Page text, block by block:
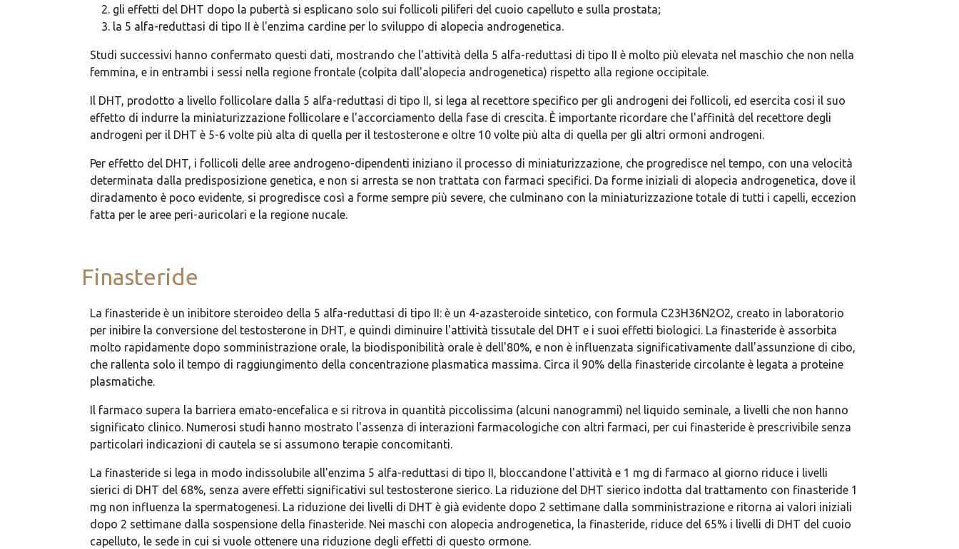
gli effetti del DHT dopo la pubertà si esplicano solo sui follicoli piliferi del cuoio capelluto e sulla prostata;
la 5 alfa-reduttasi di tipo II è l'enzima cardine per lo sviluppo di alopecia androgenetica.
Studi successivi hanno confermato questi dati, mostrando che l'attività della 5 alfa-reduttasi di tipo II è molto più elevata nel maschio che non nella
femmina, e in entrambi i sessi nella regione frontale (colpita dall'alopecia androgenetica) rispetto alla regione occipitale.
Il DHT, prodotto a livello follicolare dalla 5 alfa-reduttasi di tipo II, si lega al recettore specifico per gli androgeni dei follicoli, ed esercita cosi il suo
effetto di indurre la miniaturizzazione follicolare e l'accorciamento della fase di crescita. È importante ricordare che l'affinità del recettore degli
androgeni per il DHT è 5-6 volte più alta di quella per il testosterone e oltre 10 volte più alta di quella per gli altri ormoni androgeni.
Per effetto del DHT, i follicoli delle aree androgeno-dipendenti iniziano il processo di miniaturizzazione, che progredisce nel tempo, con una velocità
determinata dalla predisposizione genetica, e non si arresta se non trattata con farmaci specifici. Da forme iniziali di alopecia androgenetica, dove il
diradamento è poco evidente, si progredisce così a forme sempre più severe, che culminano con la miniaturizzazione totale di tutti i capelli, eccezion
fatta per le aree peri-auricolari e la regione nucale.
Finasteride
La finasteride è un inibitore steroideo della 5 alfa-reduttasi di tipo II: è un 4-azasteroide sintetico, con formula C23H36N2O2, creato in laboratorio
per inibire la conversione del testosterone in DHT, e quindi diminuire l'attività tissutale del DHT e i suoi effetti biologici. La finasteride è assorbita
molto rapidamente dopo somministrazione orale, la biodisponibilità orale è dell'80%, e non è influenzata significativamente dall'assunzione di cibo,
che rallenta solo il tempo di raggiungimento della concentrazione plasmatica massima. Circa il 90% della finasteride circolante è legata a proteine
plasmatiche.
Il farmaco supera la barriera emato-encefalica e si ritrova in quantità piccolissima (alcuni nanogrammi) nel liquido seminale, a livelli che non hanno
significato clinico. Numerosi studi hanno mostrato l'assenza di interazioni farmacologiche con altri farmaci, per cui finasteride è prescrivibile senza
particolari indicazioni di cautela se si assumono terapie concomitanti.
La finasteride si lega in modo indissolubile all'enzima 5 alfa-reduttasi di tipo II, bloccandone l'attività e 1 mg di farmaco al giorno riduce i livelli
sierici di DHT del 68%, senza avere effetti significativi sul testosterone sierico. La riduzione del DHT sierico indotta dal trattamento con finasteride 1
mg non influenza la spermatogenesi. La riduzione dei livelli di DHT è già evidente dopo 2 settimane dalla somministrazione e ritorna ai valori iniziali
dopo 2 settimane dalla sospensione della finasteride. Nei maschi con alopecia androgenetica, la finasteride, riduce del 65% i livelli di DHT del cuoio
capelluto, le sede in cui si vuole ottenere una riduzione degli effetti di questo ormone.